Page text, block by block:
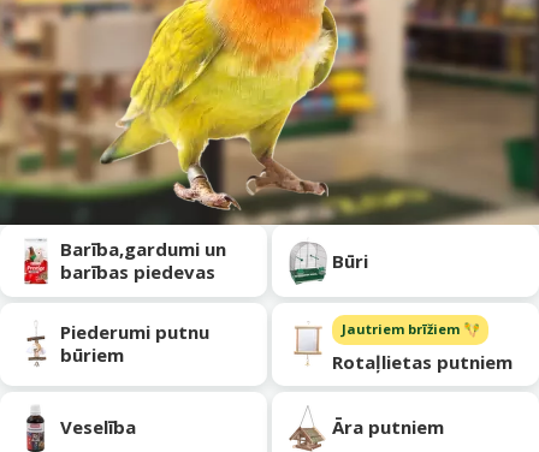
ApakškategorijaBarība,gardumi un
barības piedevas
Būri
Piederumi putnu
būriem
Jautriem brīžiem 🪇
Rotaļlietas putniem
Veselība Āra putniem